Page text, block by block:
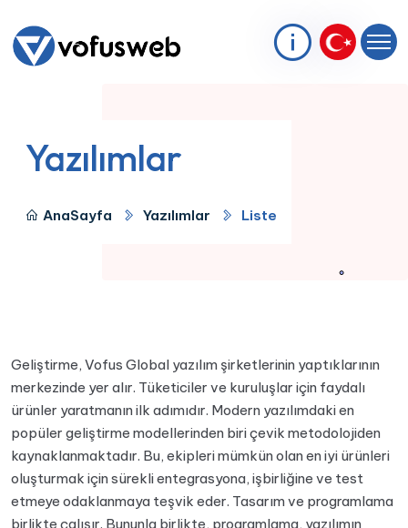
Yazılımlar
AnaSayfa Yazılımlar Liste
Geliştirme, Vofus Global yazılım şirketlerinin yaptıklarının
merkezinde yer alır. Tüketiciler ve kuruluşlar için faydalı
ürünler yaratmanın ilk adımıdır. Modern yazılımdaki en
popüler geliştirme modellerinden biri çevik metodolojiden
kaynaklanmaktadır. Bu, ekipleri mümkün olan en iyi ürünleri
oluşturmak için sürekli entegrasyona, işbirliğine ve test
etmeye odaklanmaya teşvik eder. Tasarım ve programlama
birlikte çalışır. Bununla birlikte, programlama, yazılımın